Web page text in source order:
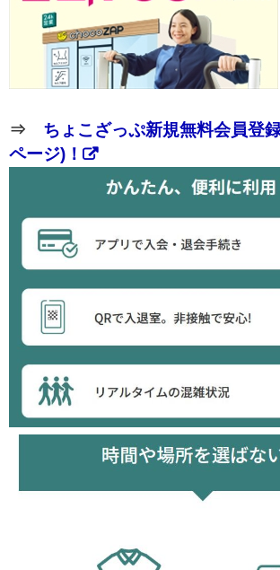
⇒ ちょこざっぷ新規無料会員登
ページ)！